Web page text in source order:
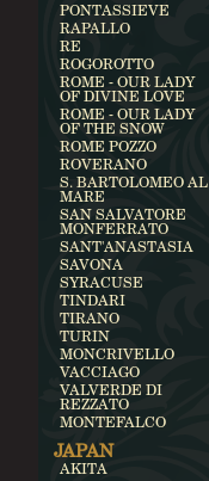
PONTASSIEVE
RAPALLO
RE
ROGOROTTO
ROME - OUR LADY
OF DIVINE LOVE
ROME - OUR LADY
OF THE SNOW
ROME POZZO
ROVERANO
S. BARTOLOMEO AL
MARE
SAN SALVATORE
MONFERRATO
SANT'ANASTASIA
SAVONA
SYRACUSE
TINDARI
TIRANO
TURIN
MONCRIVELLO
VACCIAGO
VALVERDE DI
REZZATO
MONTEFALCO
JAPAN
AKITA